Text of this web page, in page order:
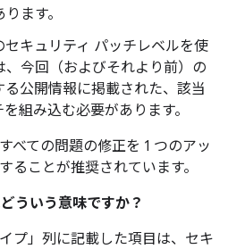
ます。
キュリティ パッチレベルを使
、今回（およびそれより前）の
公開情報に掲載された、該当
組み込む必要があります。
べての問題の修正を 1 つのアッ
ることが推奨されています。
ういう意味ですか？
プ」 列に記載した項目は、セキ